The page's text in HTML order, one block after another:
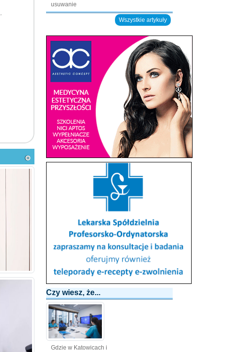
usuwanie
Wszystkie artykuły
Czy wiesz, że...
Gdzie w Katowicach i